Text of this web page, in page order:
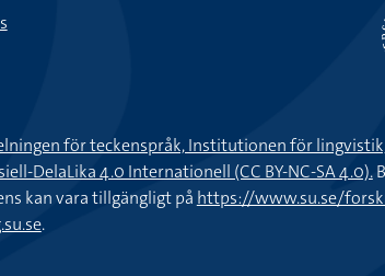
för teckenspråk, Institutionen för
DelaLika 4.0 Internationell (CC BY-NC-SA 4.0).
kan vara tillgängligt på https://www.su.se/
.